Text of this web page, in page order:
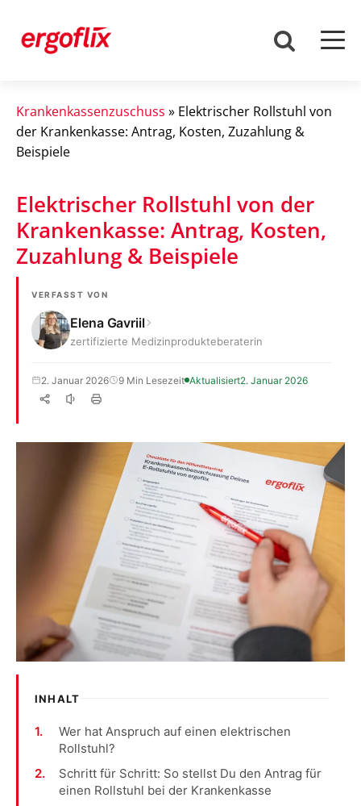
Krankenkassenzuschuss » Elektrischer Rollstuhl von
der Krankenkasse: Antrag, Kosten, Zuzahlung &
Beispiele
Elektrischer Rollstuhl von der
Krankenkasse: Antrag, Kosten,
Zuzahlung & Beispiele
VERFASST VON
Elena Gavriil
zertifizierte Medizinprodukteberaterin
2. Januar 2026 9 Min Lesezeit Aktualisiert2. Januar 2026
INHALT
Wer hat Anspruch auf einen elektrischen
Rollstuhl?
Schritt für Schritt: So stellst Du den Antrag für
einen Rollstuhl bei der Krankenkasse